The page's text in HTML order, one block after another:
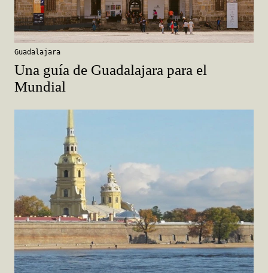
Guadalajara
Una guía de Guadalajara para el
Mundial